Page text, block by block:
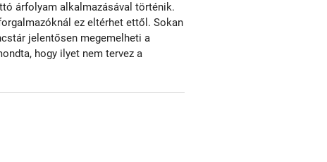
árfolyam alkalmazásával történik.
ez eltérhet ettől. Sokan
jelentősen megemelheti a
hogy ilyet nem tervez a